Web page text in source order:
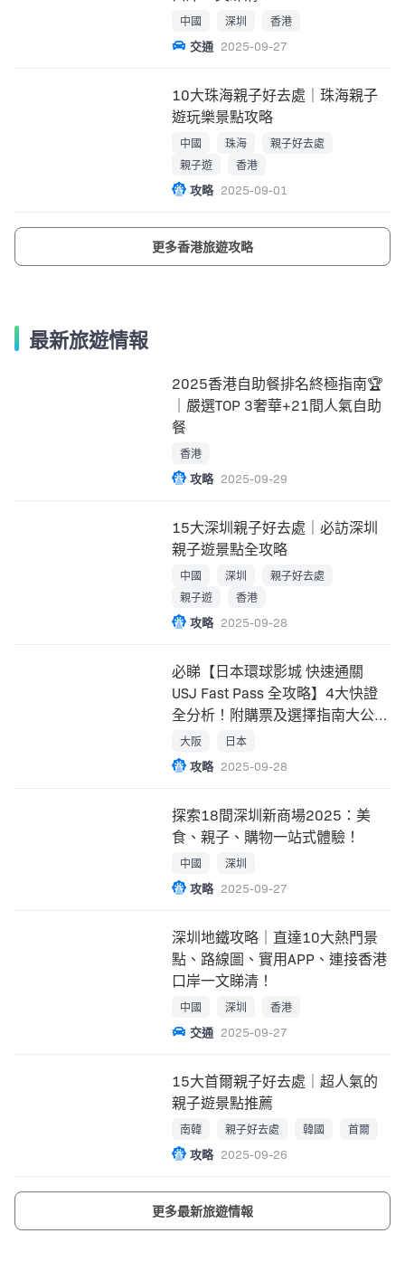
中國 深圳 香港
交通 2025-09-27
10大珠海親子好去處｜珠海親子
遊玩樂景點攻略
中國 珠海
親子好去處
親子遊
香港
攻略 2025-09-01
更多香港旅遊攻略
最新旅遊情報
2025香港自助餐排名終極指南🏆
｜嚴選TOP 3奢華+21間人氣自助
餐
香港
攻略 2025-09-29
15大深圳親子好去處｜必訪深圳
親子遊景點全攻略
中國 深圳
親子好去處
親子遊
香港
攻略 2025-09-28
必睇【日本環球影城 快速通關
USJ Fast Pass 全攻略】4大快證
全分析！附購票及選擇指南大公
開！
大阪 日本
攻略 2025-09-28
探索18間深圳新商場2025：美
食、親子、購物一站式體驗！
中國 深圳
攻略 2025-09-27
深圳地鐵攻略｜直達10大熱門景
點、路線圖、實用APP、連接香港
口岸一文睇清！
中國 深圳 香港
交通 2025-09-27
15大首爾親子好去處｜超人氣的
親子遊景點推薦
南韓 親子好去處 韓國 首爾
攻略 2025-09-26
更多最新旅遊情報